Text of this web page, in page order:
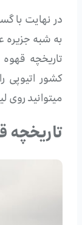
در نهایت با
به شبه‌ جزیره
تاریخچه
کشور
میتوانید روی
تاریخچه